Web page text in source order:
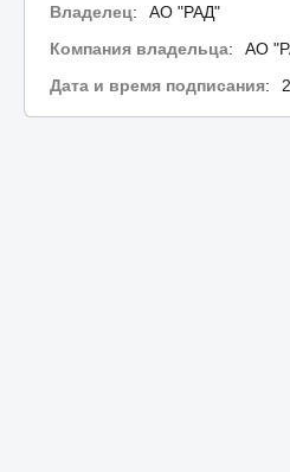
Владелец:
АО "РАД"
Компания владельца:
АО
Дата и время подписания: